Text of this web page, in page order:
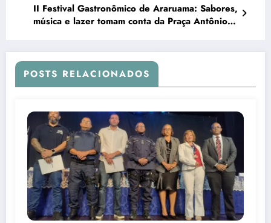
II Festival Gastronômico de Araruama: Sabores,
música e lazer tomam conta da Praça Antônio
POSTS RELACIONADOS